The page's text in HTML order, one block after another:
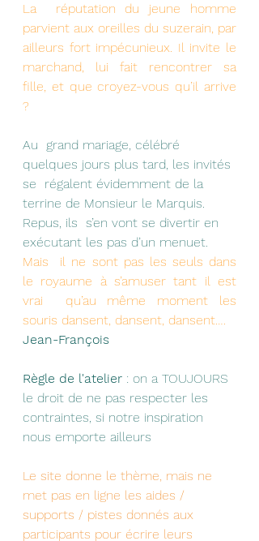
La  réputation du jeune homme
parvient aux oreilles du suzerain, par
ailleurs fort impécunieux. Il invite le
marchand, lui fait rencontrer sa
fille, et que croyez-vous qu’il arrive
?
Au  grand mariage, célébré
quelques jours plus tard, les invités
se  régalent évidemment de la
terrine de Monsieur le Marquis.
Repus, ils  s’en vont se divertir en
exécutant les pas d’un menuet.
Mais  il ne sont pas les seuls dans
le royaume à s’amuser tant il est
vrai  qu’au même moment les
souris dansent, dansent, dansent….
Jean-François
Règle de l'atelier : on a TOUJOURS
le droit de ne pas respecter les
contraintes, si notre inspiration
nous emporte ailleurs
Le site donne le thème, mais ne
met pas en ligne les aides /
supports / pistes donnés aux
participants pour écrire leurs